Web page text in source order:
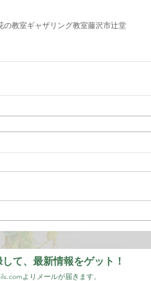
の教室ギャザリング教室藤沢市辻堂
て、最新情報をゲット！
より メールが届きます。